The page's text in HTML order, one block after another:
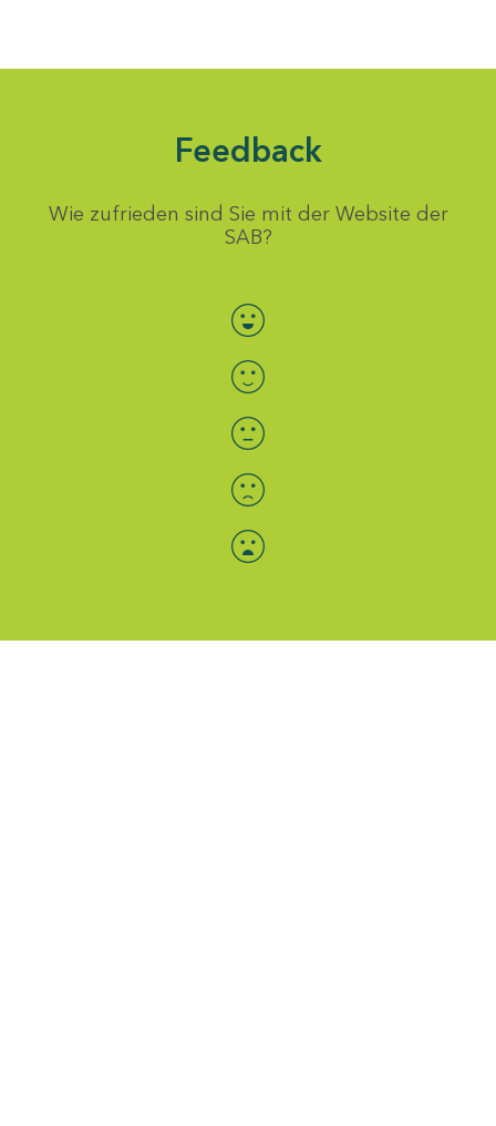
Feedback
Wie zufrieden sind Sie mit der Website der
SAB?
Bewertung auswählen